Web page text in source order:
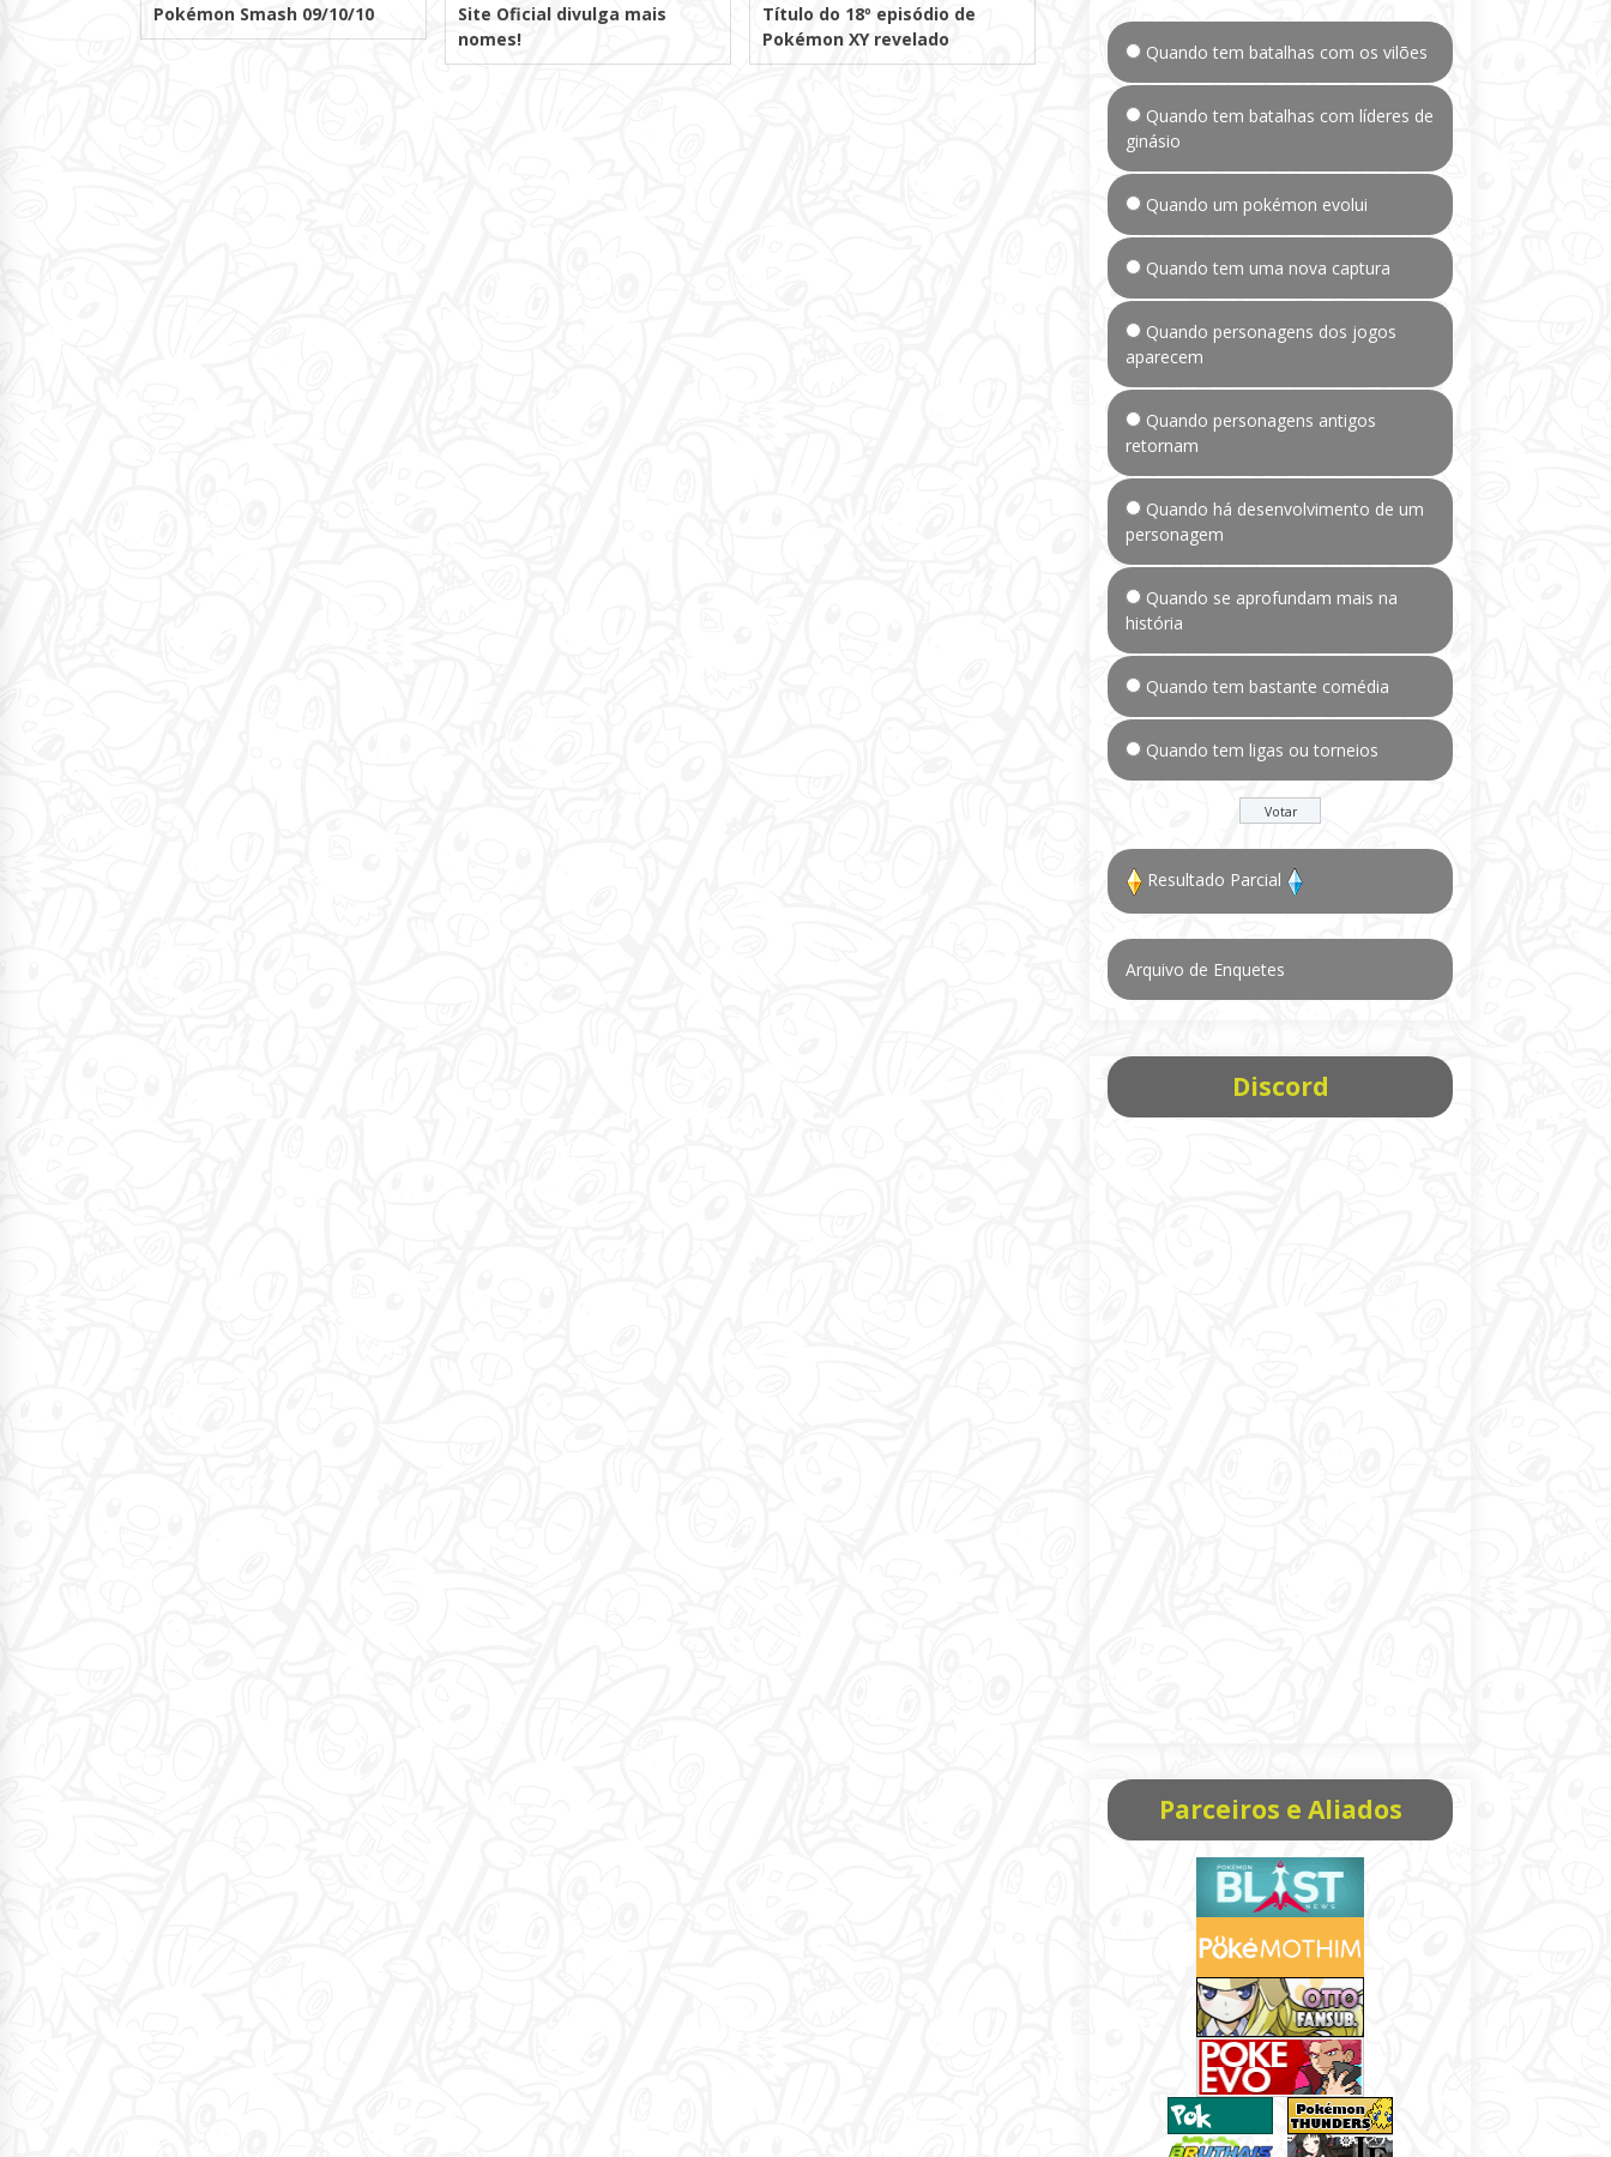
Pokémon Smash 09/10/10
Site Oficial divulga mais
nomes!
Título do 18º episódio de
Pokémon XY revelado
Quando tem batalhas com os vilões
Quando tem batalhas com líderes de
ginásio
Quando um pokémon evolui
Quando tem uma nova captura
Quando personagens dos jogos
aparecem
Quando personagens antigos
retornam
Quando há desenvolvimento de um
personagem
Quando se aprofundam mais na
história
Quando tem bastante comédia
Quando tem ligas ou torneios
Resultado Parcial
Arquivo de Enquetes
Discord
Parceiros e Aliados